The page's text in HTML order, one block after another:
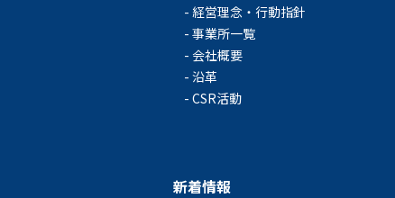
経営理念・行動指針
事業所一覧
会社概要
沿革
CSR活動
新着情報